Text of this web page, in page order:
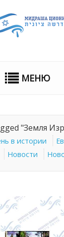
МЕНЮ
"Земля
в истории
Новости